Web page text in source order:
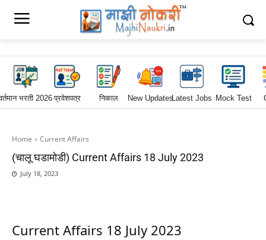
भरती 2026प्रवेशपत्र निकाल New UpdatesLatest Jobs Mock Test
Home Current Affairs
(चालू घडामोडी) Current Affairs 18 July 2023
July 18, 2023
Current Affairs 18 July 2023